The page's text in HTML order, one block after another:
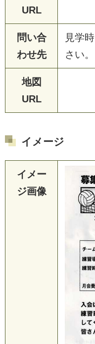
URL
問い合
わせ先
見学時
さ い。
地図
URL
イメージ
イメー
ジ画像